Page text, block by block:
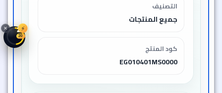
التصنيف
جميع المنتجات
كود المنتج
EG010401MS0000
⚡
28
17